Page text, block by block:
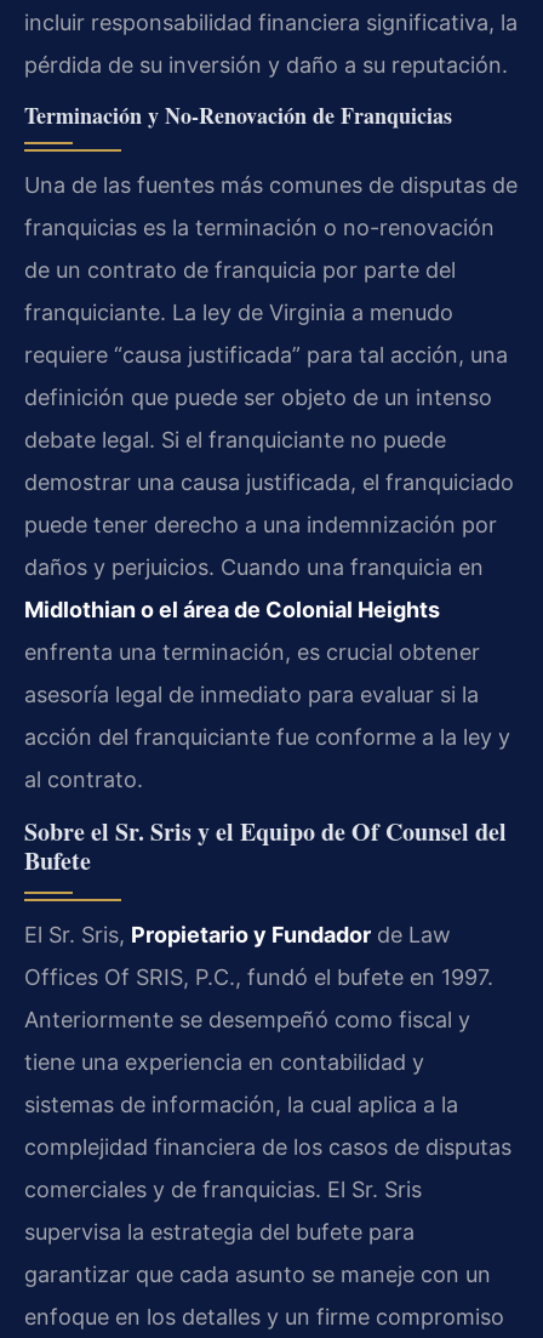
incluir responsabilidad financiera significativa, la
pérdida de su inversión y daño a su reputación.
Terminación y No-Renovación de Franquicias
Una de las fuentes más comunes de disputas de
franquicias es la terminación o no-renovación
de un contrato de franquicia por parte del
franquiciante. La ley de Virginia a menudo
requiere “causa justificada” para tal acción, una
definición que puede ser objeto de un intenso
debate legal. Si el franquiciante no puede
demostrar una causa justificada, el franquiciado
puede tener derecho a una indemnización por
daños y perjuicios. Cuando una franquicia en
Midlothian o el área de Colonial Heights
enfrenta una terminación, es crucial obtener
asesoría legal de inmediato para evaluar si la
acción del franquiciante fue conforme a la ley y
al contrato.
Sobre el Sr. Sris y el Equipo de Of Counsel del
Bufete
El Sr. Sris, Propietario y Fundador de Law
Offices Of SRIS, P.C., fundó el bufete en 1997.
Anteriormente se desempeñó como fiscal y
tiene una experiencia en contabilidad y
sistemas de información, la cual aplica a la
complejidad financiera de los casos de disputas
comerciales y de franquicias. El Sr. Sris
supervisa la estrategia del bufete para
garantizar que cada asunto se maneje con un
enfoque en los detalles y un firme compromiso